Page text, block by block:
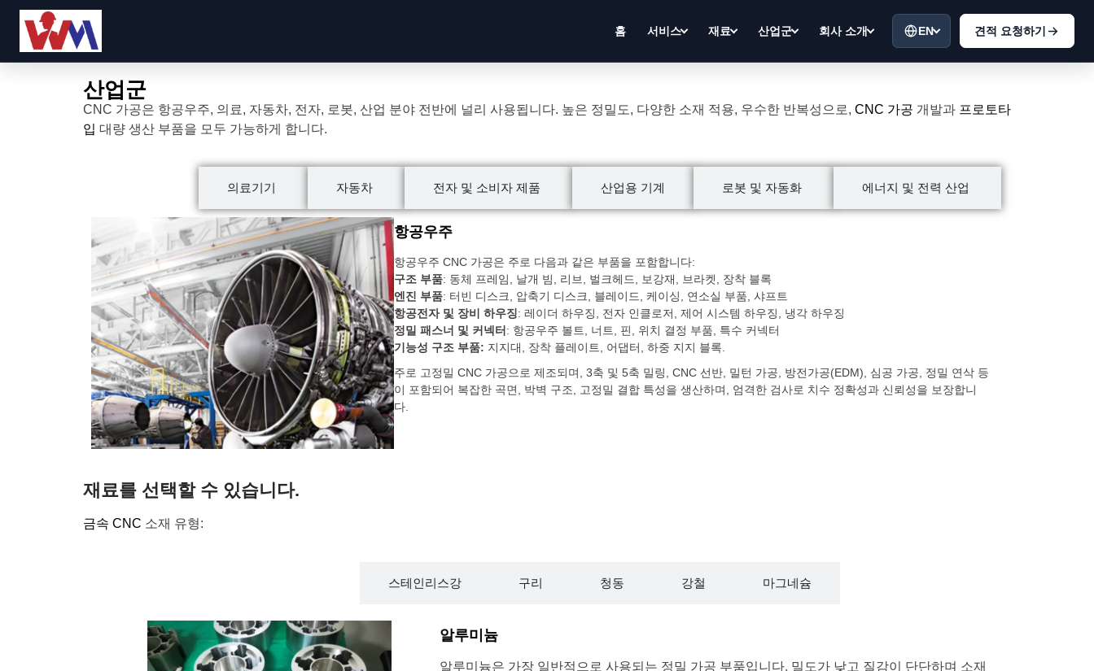
홈 서비스 재료 산업군 회사 소개 EN 견적 요청하기
산업군
CNC 가공은 항공우주, 의료, 자동차, 전자, 로봇, 산업 분야 전반에 널리 사용됩니다. 높은 정밀도, 다양한 소재 적용, 우수한 반복성으로, CNC 가공 개발과 프로토타
입 대량 생산 부품을 모두 가능하게 합니다.
의료기기 자동차 전자 및 소비자 제품 산업용 기계 로봇 및 자동화 에너지 및 전력 산업
항공우주
항공우주 CNC 가공은 주로 다음과 같은 부품을 포함합니다:
구조 부품: 동체 프레임, 날개 빔, 리브, 벌크헤드, 보강재, 브라켓, 장착 블록
엔진 부품: 터빈 디스크, 압축기 디스크, 블레이드, 케이싱, 연소실 부품, 샤프트
항공전자 및 장비 하우징: 레이더 하우징, 전자 인클로저, 제어 시스템 하우징, 냉각 하우징
정밀 패스너 및 커넥터 : 항공우주 볼트, 너트, 핀, 위치 결정 부품, 특수 커넥터
기능성 구조 부품: 지지대, 장착 플레이트, 어댑터, 하중 지지 블록.
주로 고정밀 CNC 가공으로 제조되며, 3축 및 5축 밀링, CNC 선반, 밀턴 가공, 방전가공(EDM), 심공 가공, 정밀 연삭 등
이 포함되어 복잡한 곡면, 박벽 구조, 고정밀 결합 특성을 생산하며, 엄격한 검사로 치수 정확성과 신뢰성을 보장합니
다.
재료를 선택할 수 있습니다.
금속 CNC 소재 유형:
스테인리스강 구리 청동 강철 마그네슘
알루미늄
알루미늄은 가장 일반적으로 사용되는 정밀 가공 부품입니다. 밀도가 낮고 질감이 단단하며 소재